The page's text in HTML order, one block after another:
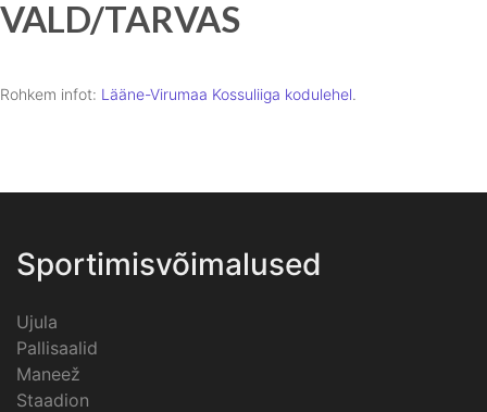
VALD/TARVAS
Rohkem infot: Lääne-Virumaa Kossuliiga kodulehel.
Sportimisvõimalused
Ujula
Pallisaalid
Maneež
Staadion